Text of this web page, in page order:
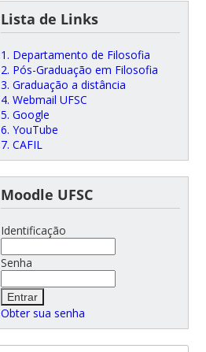
Lista de Links
1. Departamento de Filosofia
2. Pós-Graduação em Filosofia
3. Graduação a distância
4. Webmail UFSC
5. Google
6. YouTube
7. CAFIL
Moodle UFSC
Identificação
Senha
Obter sua senha